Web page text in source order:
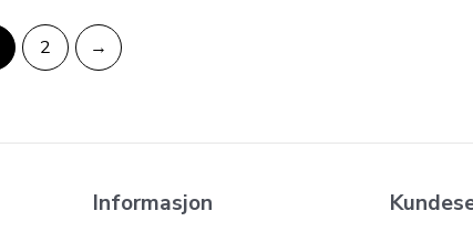
2 →
Informasjon